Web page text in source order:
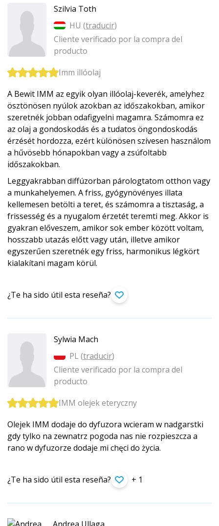
Szilvia Toth
HU (traducir)
Cliente verificado por la compra del
producto
Imm illóolaj
A Bewit IMM az egyik olyan illóolaj-keverék, amelyhez
ösztönösen nyúlok azokban az időszakokban, amikor
szeretnék jobban odafigyelni magamra. Számomra ez
az olaj a gondoskodás és a tudatos öngondoskodás
érzését hordozza, ezért különösen szívesen használom
a hűvösebb hónapokban vagy a zsúfoltabb
időszakokban.
Leggyakrabban diffúzorban párologtatom otthon vagy
a munkahelyemen. A friss, gyógynövényes illata
kellemesen betölti a teret, és számomra a tisztaság, a
frissesség és a nyugalom érzetét teremti meg. Akkor is
gyakran előveszem, amikor sok ember között voltam,
hosszabb utazás előtt vagy után, illetve amikor
egyszerűen szeretnék egy friss, harmonikus légkört
kialakítani magam körül.
¿Te ha sido útil esta reseña?
Sylwia Mach
PL (traducir)
Cliente verificado por la compra del
producto
IMM olejek eteryczny
Olejek IMM dodaje do dyfuzora wcieram w nadgarstki
gdy tylko na zewnatrz pogoda nas nie rozpieszcza a
rano w dyfuzorze dodaje mi chęci do życia.
¿Te ha sido útil esta reseña? + 1